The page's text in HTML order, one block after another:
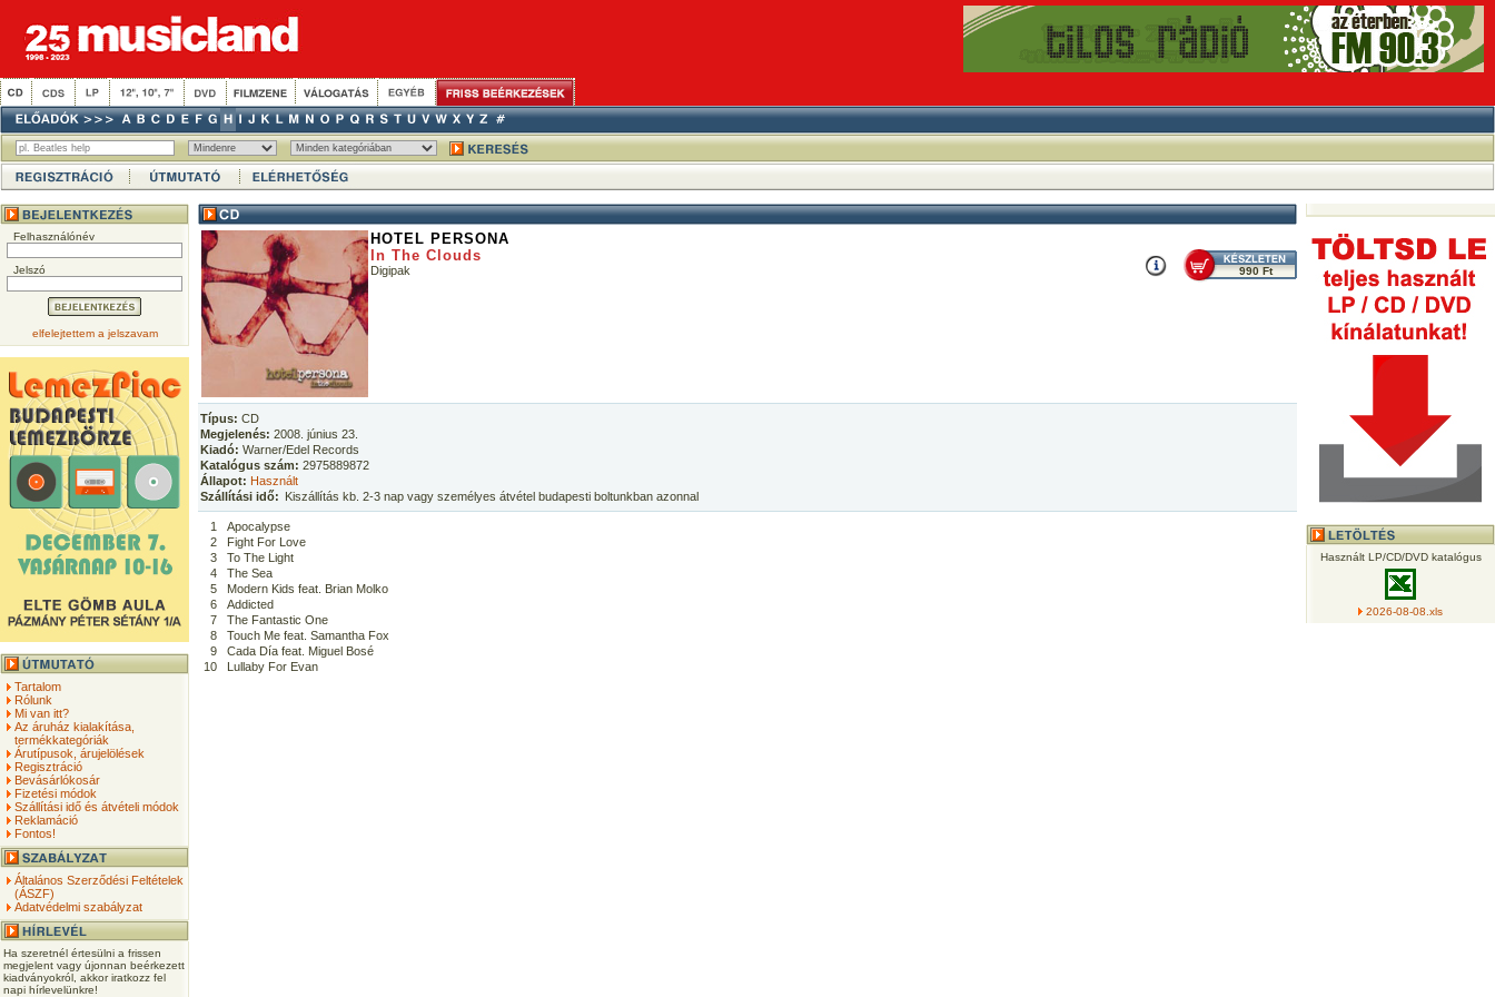
Felhasználónév
Jelszó
elfelejtettem a jelszavam
Tartalom
Rólunk
Mi van itt?
Az áruház kialakítása,
termékkategóriák
Árutípusok, árujelölések
Regisztráció
Bevásárlókosár
Fizetési módok
Szállítási idő és átvételi módok
Reklamáció
Fontos!
Általános Szerződési Feltételek
(ÁSZF)
Adatvédelmi szabályzat
Ha szeretnél értesülni a frissen
megjelent vagy újonnan beérkezett
kiadványokról, akkor iratkozz fel
napi hírlevelünkre!
HOTEL PERSONA
In The Clouds
Digipak 990 Ft
Típus: CD
Megjelenés: 2008. június 23.
Kiadó: Warner/Edel Records
Katalógus szám: 2975889872
Állapot: Használt
Szállítási idő: Kiszállítás kb. 2-3 nap vagy személyes átvétel budapesti boltunkban azonnal
1
Apocalypse
2
Fight For Love
3
To The Light
4
The Sea
5
Modern Kids feat. Brian Molko
6
Addicted
7
The Fantastic One
8
Touch Me feat. Samantha Fox
9
Cada Día feat. Miguel Bosé
10
Lullaby For Evan
Használt LP/CD/DVD katalógus
2026-08-08.xls